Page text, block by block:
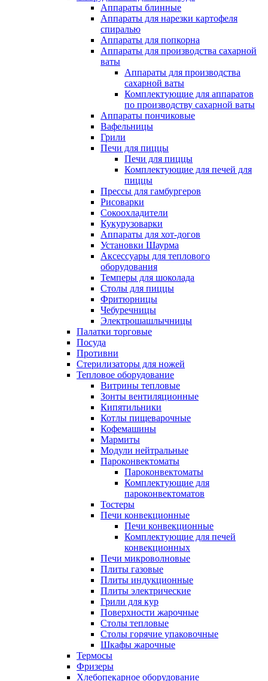
Аппараты блинные
Аппараты для нарезки картофеля
спиралью
Аппараты для попкорна
Аппараты для производства сахарной
ваты
Аппараты для производства
сахарной ваты
Комплектующие для аппаратов
по производству сахарной ваты
Аппараты пончиковые
Вафельницы
Грили
Печи для пиццы
Печи для пиццы
Комплектующие для печей для
пиццы
Прессы для гамбургеров
Рисоварки
Сокоохладители
Кукурузоварки
Аппараты для хот-догов
Установки Шаурма
Аксессуары для теплового
оборудования
Темперы для шоколада
Столы для пиццы
Фритюрницы
Чебуречницы
Электрошашлычницы
Палатки торговые
Посуда
Противни
Стерилизаторы для ножей
Тепловое оборудование
Витрины тепловые
Зонты вентиляционные
Кипятильники
Котлы пищеварочные
Кофемашины
Мармиты
Модули нейтральные
Пароконвектоматы
Пароконвектоматы
Комплектующие для
пароконвектоматов
Тостеры
Печи конвекционные
Печи конвекционные
Комплектующие для печей
конвекционных
Печи микроволновые
Плиты газовые
Плиты индукционные
Плиты электрические
Грили для кур
Поверхности жарочные
Столы тепловые
Столы горячие упаковочные
Шкафы жарочные
Термосы
Фризеры
Хлебопекарное оборудование